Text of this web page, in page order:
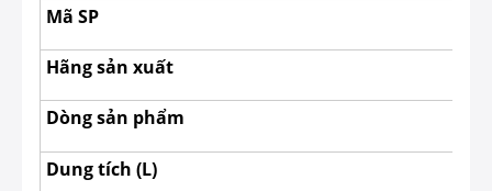
Mã SP
Hãng sản xuất
Dòng sản phẩm
Dung tích (L)